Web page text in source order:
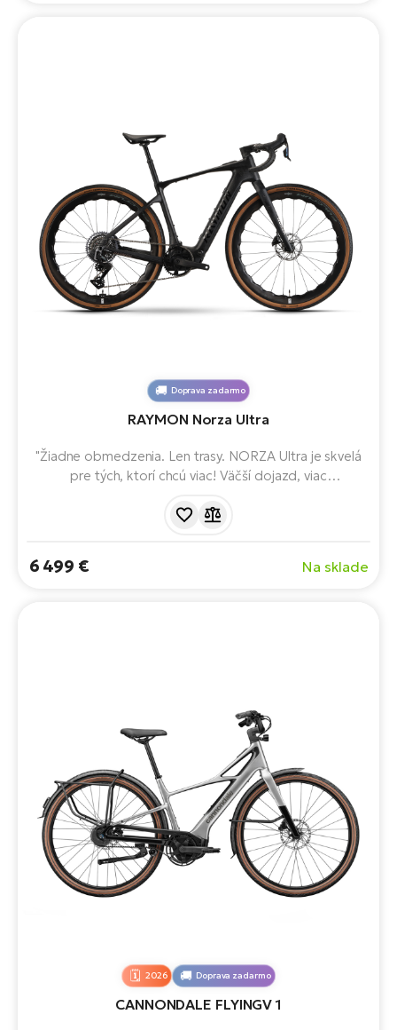
Doprava zadarmo
RAYMON Norza Ultra
"Žiadne obmedzenia. Len trasy. NORZA Ultra je skvelá
pre tých, ktorí chcú viac! Väčší dojazd, viac
výkonný karbónový e-bike určený pre náročných jazdcov,
6 499 € Na sklade
Doprava zadarmo
2026
CANNONDALE FLYINGV 1